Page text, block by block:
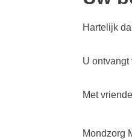
Hartelijk
U ontvangt
Met
Mondzorg